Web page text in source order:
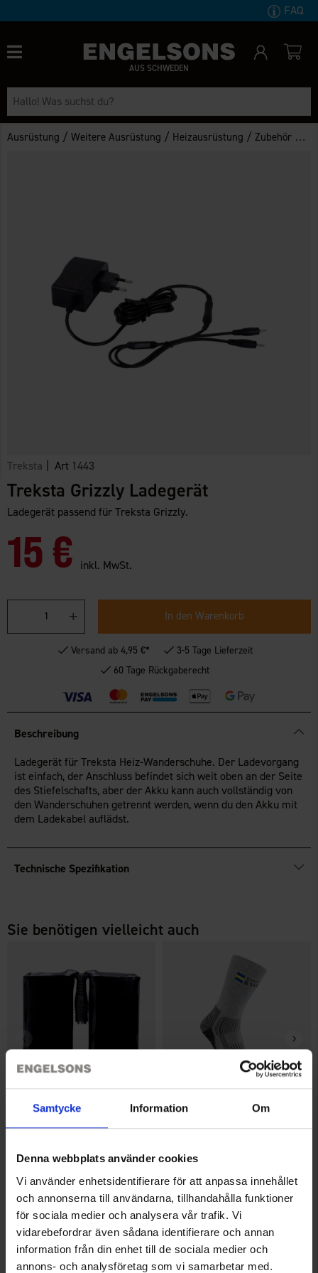
Samtycke Information Om
Denna webbplats använder cookies
Vi använder enhetsidentifierare för att anpassa innehållet
och annonserna till användarna, tillhandahålla funktioner
för sociala medier och analysera vår trafik. Vi
vidarebefordrar även sådana identifierare och annan
information från din enhet till de sociala medier och
annons- och analysföretag som vi samarbetar med.
FAQ
AUS SCHWEDEN
Ausrüstung /Weitere Ausrüstung / Heizausrüstung /Zubehör Für Heizausrüstung
Treksta | Art 1443
Treksta Grizzly Ladegerät
Ladegerät passend für Treksta Grizzly.
15 € inkl. MwSt.
In den Warenkorb
Versand ab 4,95 €*
3-5 Tage Lieferzeit
60 Tage Rückgaberecht
Beschreibung
Ladegerät für Treksta Heiz-Wanderschuhe. Der Ladevorgang
ist einfach, der Anschluss befindet sich weit oben an der Seite
des Stiefelschafts, aber der Akku kann auch vollständig von
den Wanderschuhen getrennt werden, wenn du den Akku mit
dem Ladekabel auflädst.
Technische Spezifikation
Sie benötigen vielleicht auch
Treksta Grizzly Extra Batterie
39 €
Socken Coolmax® Grau
Ab6,50 €
Ähnliche Produkte